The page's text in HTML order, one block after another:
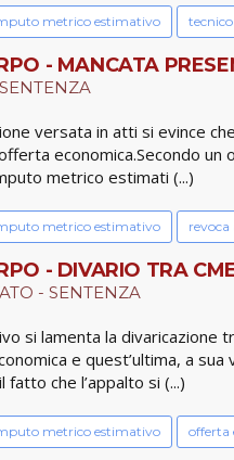
metrico estimativo
- MANCATA
versata in atti si evince
economica.Secondo
metrico estimati (...)
metrico estimativo
- DIVARIO TRA
- SENTENZA
si lamenta la divaricazione
e quest’ultima, a
che l’appalto si (...)
metrico estimativo offerta